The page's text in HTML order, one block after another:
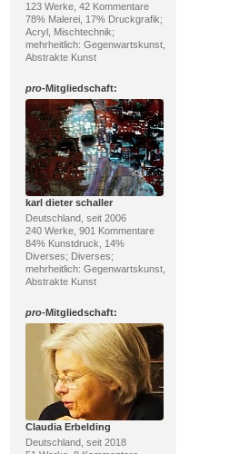
123 Werke, 42 Kommentare
78% Malerei, 17% Druckgrafik;
Acryl, Mischtechnik;
mehrheitlich: Gegenwartskunst,
Abstrakte Kunst
pro-Mitgliedschaft:
karl dieter schaller
Deutschland, seit 2006
240 Werke, 901 Kommentare
84% Kunstdruck, 14%
Diverses; Diverses;
mehrheitlich: Gegenwartskunst,
Abstrakte Kunst
pro-Mitgliedschaft:
Claudia Erbelding
Deutschland, seit 2018